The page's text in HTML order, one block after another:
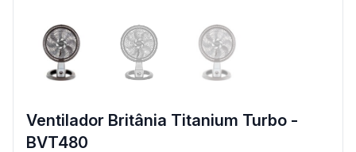
Ventilador Britânia Titanium Turbo -
BVT480